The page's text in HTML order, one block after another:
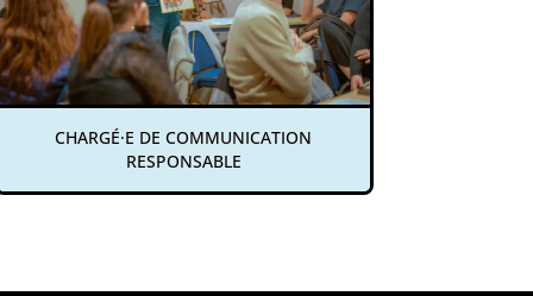
CHARGÉ·E DE COMMUNICATION
RESPONSABLE